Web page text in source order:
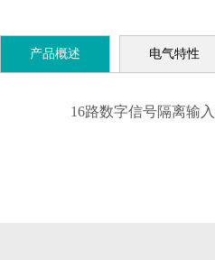
产品概述 电气特性
16路数字信号隔离输